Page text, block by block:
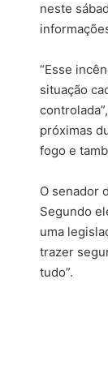
neste
“Esse
situação
próximas
fogo e
O senador
Segundo
uma
trazer
tudo”.